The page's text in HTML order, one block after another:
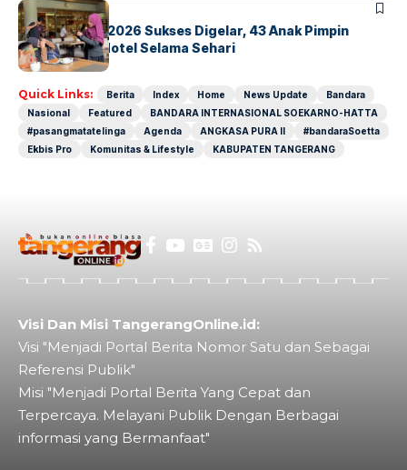
BERITAINDEX
GM For A Day 2026 Sukses Digelar, 43 Anak Pimpin
Operasional Hotel Selama Sehari
Quick Links: Berita Index Home News Update
Bandara
Nasional
Featured
BANDARA INTERNASIONAL SOEKARNO-HATTA
#pasangmatatelinga
Agenda ANGKASA PURA II
#bandaraSoetta
Ekbis Pro
Komunitas & Lifestyle KABUPATEN TANGERANG
Visi Dan Misi TangerangOnline.id:
Visi "Menjadi Portal Berita Nomor Satu dan Sebagai
Referensi Publik"
Misi "Menjadi Portal Berita Yang Cepat dan
Terpercaya. Melayani Publik Dengan Berbagai
informasi yang Bermanfaat"